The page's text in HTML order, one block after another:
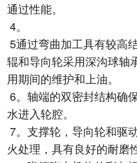
通过性能。
4。
5通过弯曲加工具有较高
辊和导向轮采用深沟球轴
用期间的维护和上油。
6。轴端的双密封结构确
水进入轮腔。
7。支撑轮，导向轮和驱
火处理，具有良好的耐磨